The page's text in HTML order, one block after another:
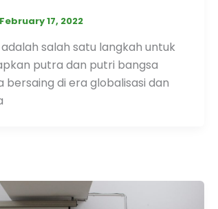
February 17, 2022
salah satu langkah untuk
putra dan putri bangsa
bersaing di era globalisasi dan